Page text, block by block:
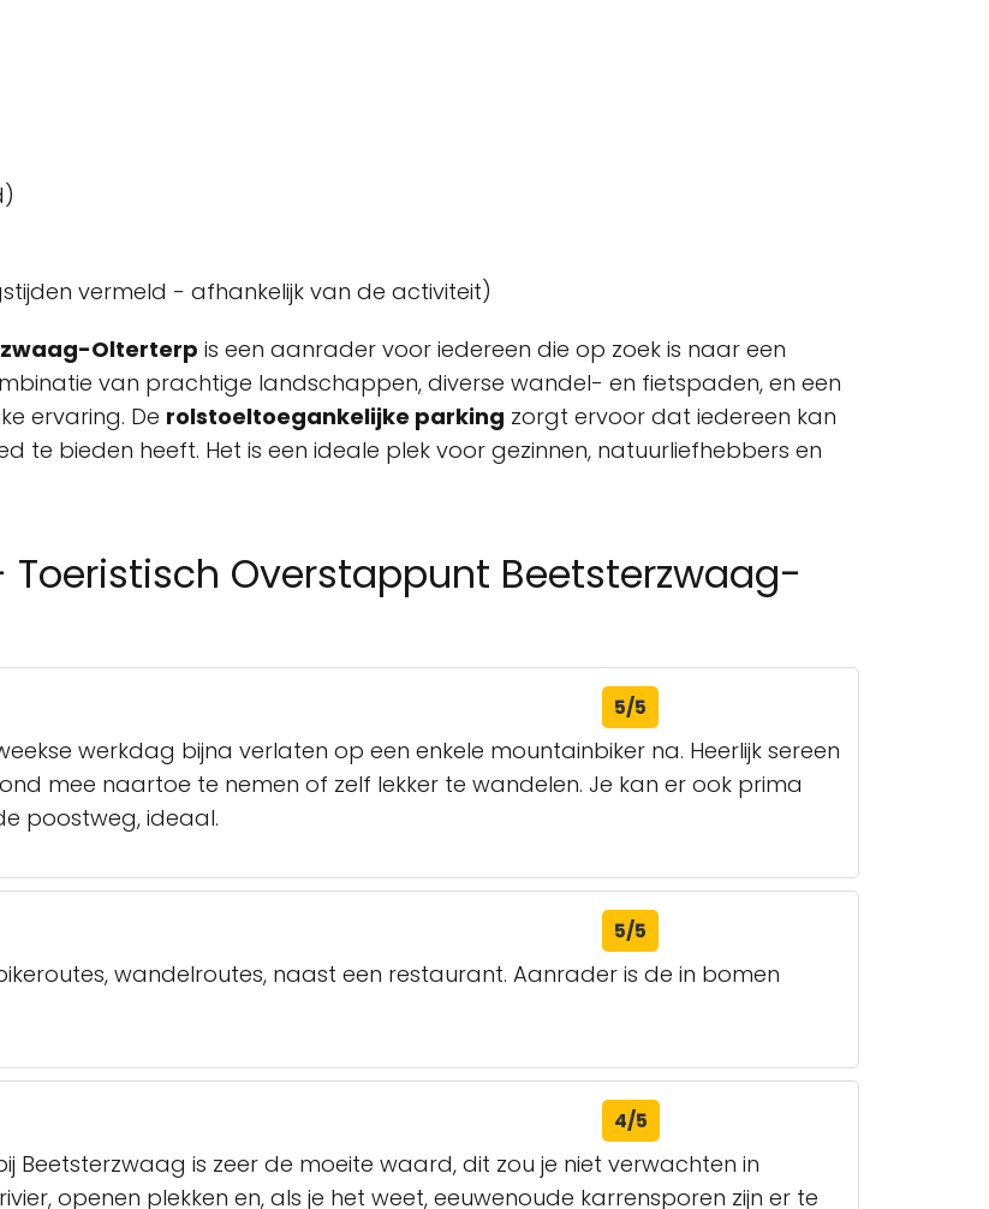
vermeld - afhankelijk van de activiteit)
Olterterp is een aanrader voor iedereen die op zoek is naar een
van prachtige landschappen, diverse wandel- en fietspaden, en een
ervaring. De rolstoeltoegankelijke parking zorgt ervoor dat iedereen kan
te bieden heeft. Het is een ideale plek voor gezinnen, natuurliefhebbers en
Toeristisch Overstappunt Beetsterzwaag-
5/5
werkdag bijna verlaten op een enkele mountainbiker na. Heerlijk sereen
mee naartoe te nemen of zelf lekker te wandelen. Je kan er ook prima
poostweg, ideaal.
5/5
wandelroutes, naast een restaurant. Aanrader is de in bomen
4/5
Beetsterzwaag is zeer de moeite waard, dit zou je niet verwachten in
openen plekken en, als je het weet, eeuwenoude karrensporen zijn er te